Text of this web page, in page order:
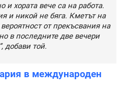
и хората вече са на работа.
и никой не бяга. Кметът на
от прекъсвания на
в последните две вечери
добави той.
в международен